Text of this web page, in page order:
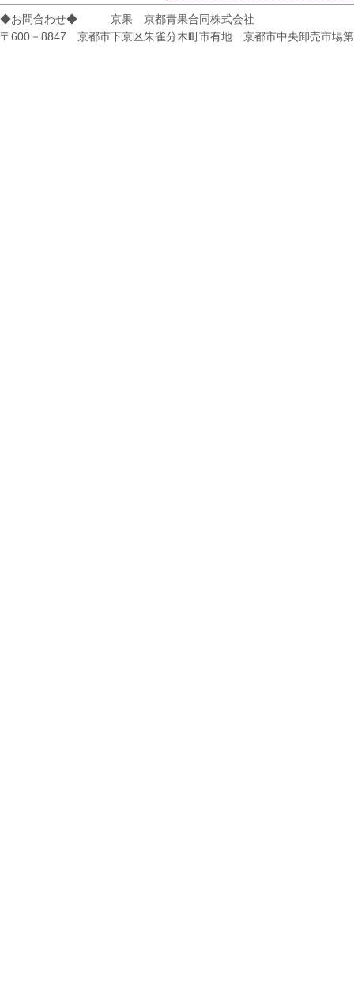
◆お問合わせ◆ 京果 京都青果合同株式会社
〒600－8847 京都市下京区朱雀分木町市有地 京都市中央卸売市